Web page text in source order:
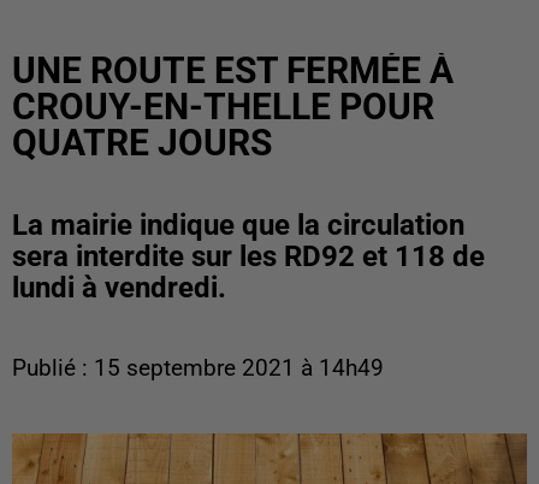
UNE ROUTE EST FERMÉE À
CROUY-EN-THELLE POUR
QUATRE JOURS
La mairie indique que la circulation
sera interdite sur les RD92 et 118 de
lundi à vendredi.
Publié : 15 septembre 2021 à 14h49